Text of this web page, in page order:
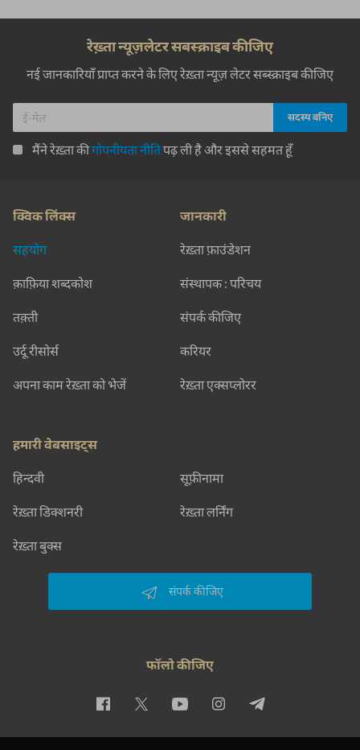
रेख़्ता न्यूज़लेटर सबस्क्राइब कीजिए
नई जानकारियाँ प्राप्त करने के लिए रेख़्ता न्यूज़ लेटर सब्स्क्राइब कीजिए
मैंने रेख़्ता कीगोपनीयता नीतिपढ़ ली है और इससे सहमत हूँ
क्विक लिंक्स
सहयोग
क़ाफ़िया शब्दकोश
तक़्ती
उर्दू रीसोर्स
अपना काम रेख़्ता को भेजें
जानकारी
रेख़्ता फ़ाउंडेशन
संस्थापक : परिचय
संपर्क कीजिए
करियर
रेख़्ता एक्सप्लोरर
हमारी वेबसाइट्स
हिन्दवी सूफ़ीनामा
रेख़्ता डिक्शनरी रेख़्ता लर्निंग
रेख़्ता बुक्स
संपर्क कीजिए
फॉलो कीजिए